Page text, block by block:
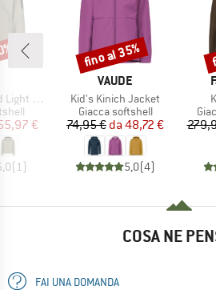
ridotto
€
(1)
MARCHIO
VAUDE
Articolo
Kid's Kinich Jacket
Gruppo di prodotti
Giacca softshell
Prezzo
74,95 € Prezzo ridotto
da 48,72 €
5,0(4)
Sconto
fino al 35%
COSA NE
FAI UNA DOMANDA